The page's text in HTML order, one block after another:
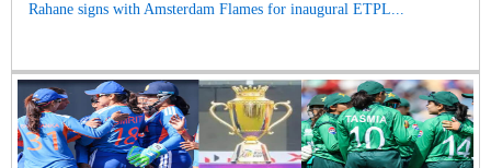
Rahane signs with Amsterdam Flames for inaugural ETPL...